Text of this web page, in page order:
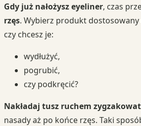
Gdy już nałożysz eyeliner, czas
rzęs. Wybierz produkt
czy chcesz je:
wydłużyć,
pogrubić,
czy podkręcić?
Nakładaj tusz ruchem
nasady aż po końce rzęs. Taki